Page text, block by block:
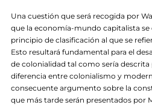
Una cuestión que será recogida por
que la economía-mundo capitalista
principio de clasificación al que se
Esto resultará fundamental para el
de colonialidad tal como sería descrita
diferencia entre colonialismo y
consecuente argumento sobre la
que más tarde serán presentados por